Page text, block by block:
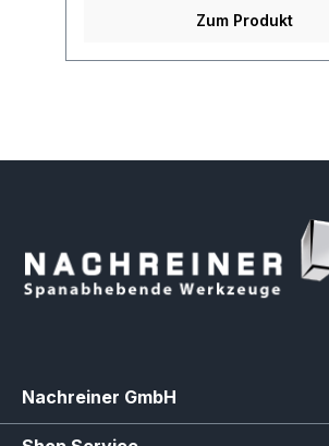
grobverzahnt
Zum Produkt
Nachreiner GmbH